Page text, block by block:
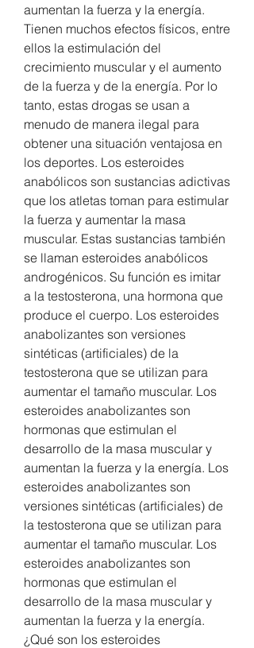
aumentan la fuerza y la energía.
Tienen muchos efectos físicos, entre
ellos la estimulación del
crecimiento muscular y el aumento
de la fuerza y de la energía. Por lo
tanto, estas drogas se usan a
menudo de manera ilegal para
obtener una situación ventajosa en
los deportes. Los esteroides
anabólicos son sustancias adictivas
que los atletas toman para estimular
la fuerza y aumentar la masa
muscular. Estas sustancias también
se llaman esteroides anabólicos
androgénicos. Su función es imitar
a la testosterona, una hormona que
produce el cuerpo. Los esteroides
anabolizantes son versiones
sintéticas (artificiales) de la
testosterona que se utilizan para
aumentar el tamaño muscular. Los
esteroides anabolizantes son
hormonas que estimulan el
desarrollo de la masa muscular y
aumentan la fuerza y la energía. Los
esteroides anabolizantes son
versiones sintéticas (artificiales) de
la testosterona que se utilizan para
aumentar el tamaño muscular. Los
esteroides anabolizantes son
hormonas que estimulan el
desarrollo de la masa muscular y
aumentan la fuerza y la energía.
¿Qué son los esteroides